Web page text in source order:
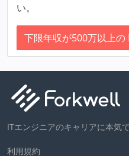
い。
下限年収が500万以上の
ITエンジニアのキャリアに本気
利用規約